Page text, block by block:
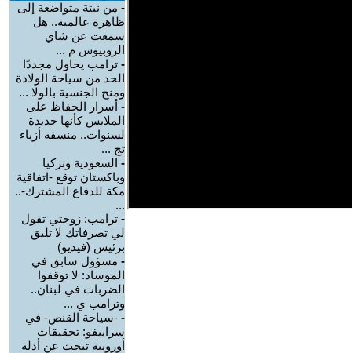
- من نبتة متواضعة إلى
ظاهرة عالمية.. هل
سمعت عن شاي
الروبيوس م ...
- ترامب يحاول مجددًا
الحد من سياحة الولادة
ومنح الجنسية بالولا ...
- أسرار الحفاظ على
الملابس كأنها جديدة
لسنوات.. منسقة أزياء
تج ...
- السعودية وتركيا
وباكستان توقع -اتفاقية
مكة للدفاع المشترك-..
...
- ترامب: زوجتي تقول
لي تصرفاتك لا تليق
برئيس (فيديو)
- مسؤول سابق في
الموساد: لا توقفوا
الضربات في لبنان..
وترامب ي ...
- -سياحة القنص- في
سراييفو: تحقيقات
أوروبية تبحث عن أدلة